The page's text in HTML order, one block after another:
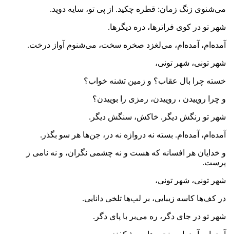
می‌شنوی زنگ زمان: قطره چکید. از پی تو، سایه دوید.
شهر تو در کوی فراترها، دره دیگرها.
آمده‌ام، آمده‌ام، می‌لغزد صخره سخت، می‌شنوم آواز درخت.
شهر تونی، شهر تونی،
خسته چرا بال عقاب؟ و زمین تشنه خواب؟
و چرا روییدن ، روییدن، رمزی را بوییدن؟
شهر تو رنگش دیگر. خاکش، سنگش دیگر.
آمده‌ام، آمده‌ام. بسته نه دروازه نه در، جن‌ها هر سو بگذر.
و خدایان هر افسانه که هست و نه چشمی نگران، و نه نامی ز
پرست.
شهر تونی، شهر تونی،
در کف‌ها کاسه زیبایی، بر لب‌ها تلخی دانایی.
شهر تو در جای دگر، ره می‌بر با پای دگر.